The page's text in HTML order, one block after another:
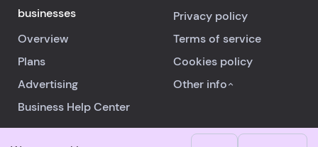
businesses
Overview
Plans
Advertising
Business Help Center
Privacy policy
Terms of service
Cookies policy
Other info